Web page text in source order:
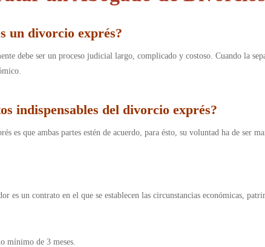
un divorcio exprés?
debe ser un proceso judicial largo, complicado y costoso. Cuando la
indispensables del divorcio exprés?
es que ambas partes estén de acuerdo, para ésto, su voluntad ha de ser
es un contrato en el que se establecen las circunstancias económicas,
mínimo de 3 meses.